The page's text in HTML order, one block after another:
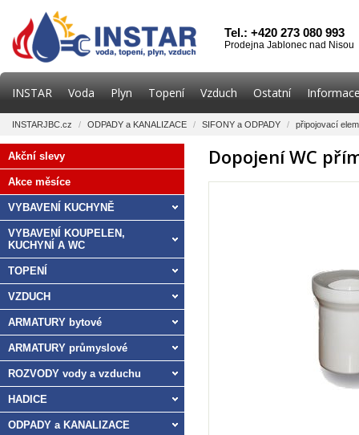
Tel.: +420 273 080 993
Prodejna Jablonec nad Nisou
INSTAR Voda Plyn Topení Vzduch Ostatní
INSTARJBC.cz / ODPADY a KANALIZACE / SIFONY a ODPADY / připojovací
Dopojení WC
Akční slevy
Akce měsíce
VYBAVENÍ KUCHYNĚ
VYBAVENÍ KOUPELEN,
KUCHYNÍ A WC
TOPENÍ
VZDUCH
ARMATURY bytové
ARMATURY průmyslové
ROZVODY vody a vzduchu
HADICE
ODPADY a KANALIZACE